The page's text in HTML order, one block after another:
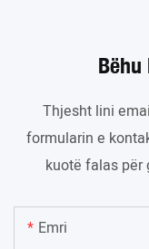
Bëhu
Thjesht lini
formularin e
kuotë falas për
Emri